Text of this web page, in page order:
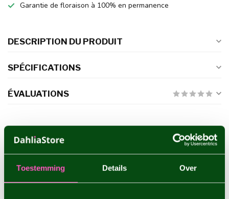
Toestemming Details Over
Garantie de floraison à 100% en permanence
DESCRIPTION DU PRODUIT
SPÉCIFICATIONS
ÉVALUATIONS
Dahlia Boom Boom White